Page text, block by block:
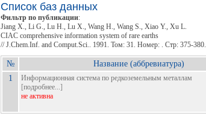
Список баз данных
Фильтр по публикации:
Jiang X., Li G., Lu H., Lu X., Wang H., Wang S., Xiao Y., Xu L.
CIAC comprehensive information system of rare earths
// J.Chem.Inf. and Comput.Sci.. 1991. Том: 31. Номер: . Стр: 375-380.
№ Название (аббревиатура)
1
Информационная система по редкоземельным металлам
[подробнее...]
не активна